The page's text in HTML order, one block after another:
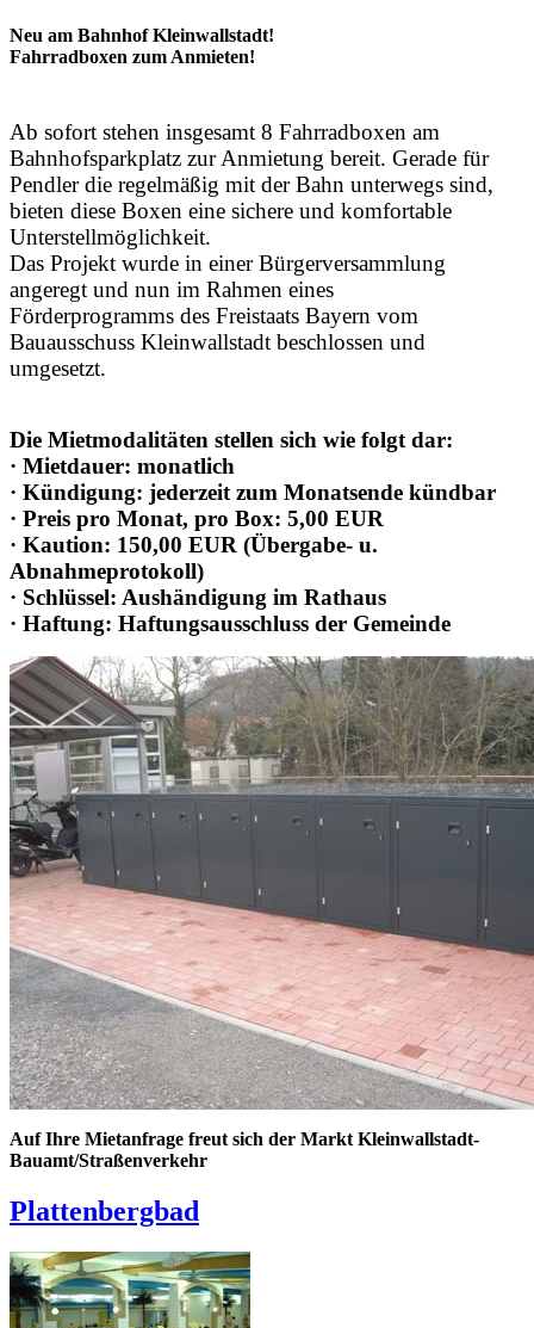
Neu am Bahnhof Kleinwallstadt!
Fahrradboxen zum Anmieten!
Ab sofort stehen insgesamt 8 Fahrradboxen am
Bahnhofsparkplatz zur Anmietung bereit. Gerade für
Pendler die regelmäßig mit der Bahn unterwegs sind,
bieten diese Boxen eine sichere und komfortable
Unterstellmöglichkeit.
Das Projekt wurde in einer Bürgerversammlung
angeregt und nun im Rahmen eines
Förderprogramms des Freistaats Bayern vom
Bauausschuss Kleinwallstadt beschlossen und
umgesetzt.
Die Mietmodalitäten stellen sich wie folgt dar:
· Mietdauer: monatlich
· Kündigung: jederzeit zum Monatsende kündbar
· Preis pro Monat, pro Box: 5,00 EUR
· Kaution: 150,00 EUR (Übergabe- u.
Abnahmeprotokoll)
· Schlüssel: Aushändigung im Rathaus
· Haftung: Haftungsausschluss der Gemeinde
Auf Ihre Mietanfrage freut sich der Markt Kleinwallstadt-
Bauamt/Straßenverkehr
Plattenbergbad